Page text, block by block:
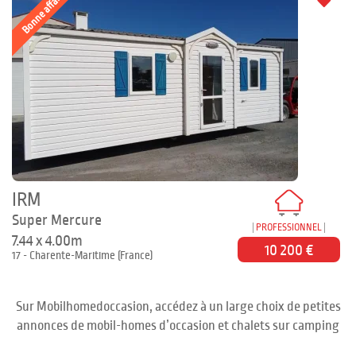
Bonne affaire
IRM
Super Mercure
7.44 x 4.00m
17 - Charente-Maritime (France)
PROFESSIONNEL
10 200 €
Sur Mobilhomedoccasion, accédez à un large choix de petites
annonces de mobil-homes d’occasion et chalets sur camping